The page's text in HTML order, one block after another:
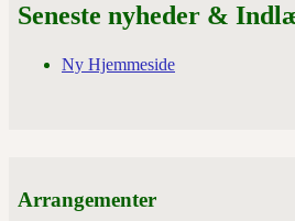
Seneste nyheder &
Ny Hjemmeside
Arrangementer